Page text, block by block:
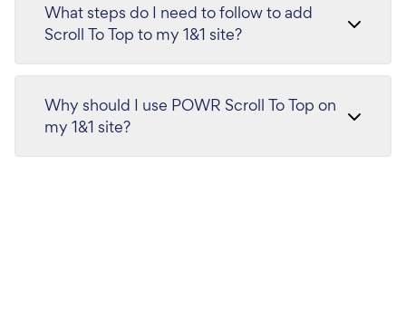
What steps do I need to follow to add
Scroll To Top to my 1&1 site?
Why should I use POWR Scroll To Top on
my 1&1 site?